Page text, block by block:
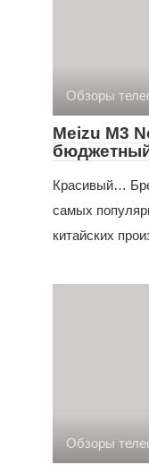
Обзоры
Meizu M3
Красивый…
самых
китайских
Обзоры